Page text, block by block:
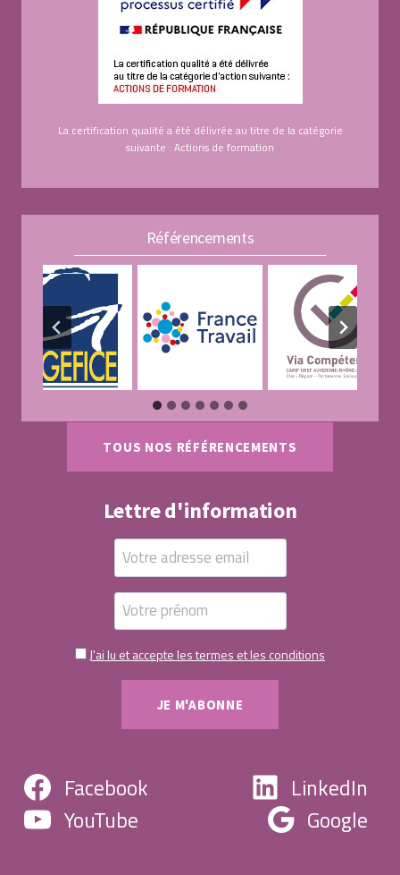
La certification qualité a été délivrée au titre de la catégorie
suivante : Actions de formation
Référencements
TOUS NOS RÉFÉRENCEMENTS
Lettre d'information
J'ai lu et accepte les termes et les conditions
Facebook
LinkedIn
YouTube
Google